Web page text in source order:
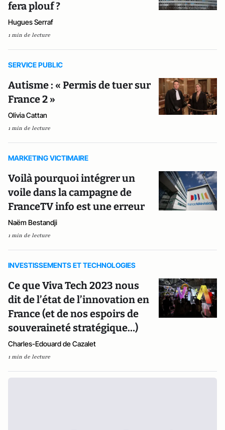
fera plouf ?
Hugues Serraf
1 min de lecture
SERVICE PUBLIC
Autisme : « Permis de tuer sur
France 2 »
Olivia Cattan
1 min de lecture
MARKETING VICTIMAIRE
Voilà pourquoi intégrer un
voile dans la campagne de
FranceTV info est une erreur
Naëm Bestandji
1 min de lecture
INVESTISSEMENTS ET TECHNOLOGIES
Ce que Viva Tech 2023 nous
dit de l’état de l’innovation en
France (et de nos espoirs de
souveraineté stratégique…)
Charles-Edouard de Cazalet
1 min de lecture